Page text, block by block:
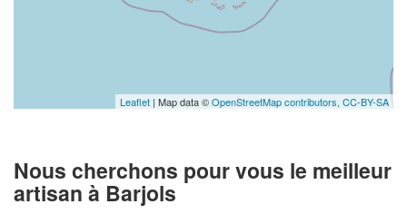
Leaflet | Map data ©OpenStreetMap contributors, CC-BY-SA
Nous cherchons pour vous le meilleur
artisan à Barjols